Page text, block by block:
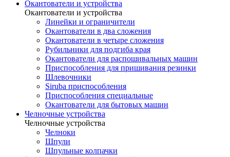
Окантователи и устройства
Окантователи и устройства
Линейки и ограничители
Окантователи в два сложения
Окантователи в четыре сложения
Рубильники для подгиба края
Окантователи для распошивальных машин
Приспособления для пришивания резинки
Шлевочники
Siruba приспособления
Приспособления специальные
Окантователи для бытовых машин
Челночные устройства
Челночные устройства
Челноки
Шпули
Шпульные колпачки